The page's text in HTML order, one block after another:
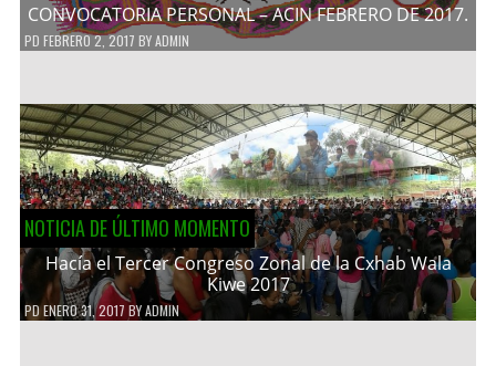
CONVOCATORIA PERSONAL – ACIN FEBRERO DE 2017.
PD FEBRERO 2, 2017 BYADMIN
NOTICIA DE ÚLTIMO MOMENTO
Hacía el Tercer Congreso Zonal de la Cxhab Wala
Kiwe 2017
PDENERO 31, 2017 BYADMIN